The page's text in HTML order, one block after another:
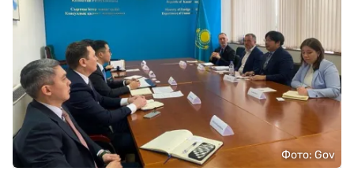
Фото: Gov